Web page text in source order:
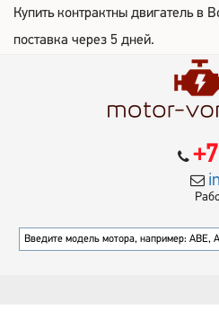
Купить контрактны двигатель в
поставка через 5 дней.